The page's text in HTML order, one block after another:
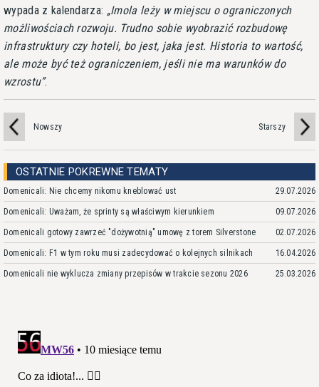
wypada z kalendarza:
Imola leży w miejscu o ograniczonych
możliwościach rozwoju. Trudno sobie wyobrazić rozbudowę
infrastruktury czy hoteli, bo jest, jaka jest. Historia to wartość,
ale może być też ograniczeniem, jeśli nie ma warunków do
wzrostu .
Nowszy Starszy
OSTATNIE POKREWNE TEMATY
Domenicali: Nie chcemy nikomu kneblować ust 29.07.2026
Domenicali: Uważam, że sprinty są właściwym kierunkiem 09.07.2026
Domenicali gotowy zawrzeć "dożywotnią" umowę z torem Silverstone 02.07.2026
Domenicali: F1 w tym roku musi zadecydować o kolejnych silnikach 16.04.2026
Domenicali nie wyklucza zmiany przepisów w trakcie sezonu 2026 25.03.2026